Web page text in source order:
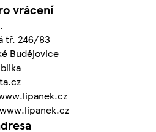
vrácení
tř. 246/83
Budějovice